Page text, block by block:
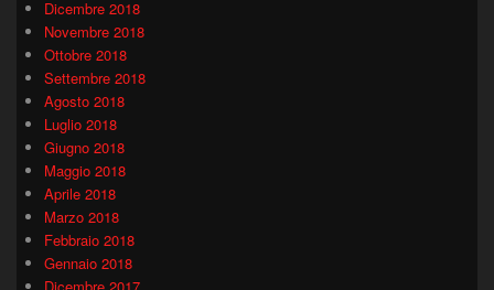
Dicembre 2018
Novembre 2018
Ottobre 2018
Settembre 2018
Agosto 2018
Luglio 2018
Giugno 2018
Maggio 2018
Aprile 2018
Marzo 2018
Febbraio 2018
Gennaio 2018